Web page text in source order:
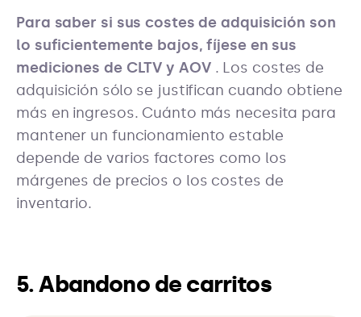
Para saber si sus costes de adquisición son
lo suficientemente bajos, fíjese en sus
mediciones de CLTV y AOV . Los costes de
adquisición sólo se justifican cuando obtiene
más en ingresos. Cuánto más necesita para
mantener un funcionamiento estable
depende de varios factores como los
márgenes de precios o los costes de
inventario.
5. Abandono de carritos